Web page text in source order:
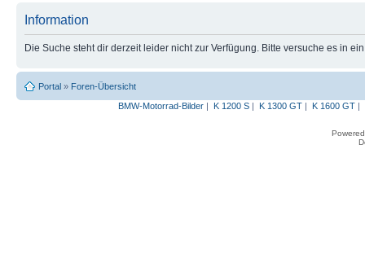
Information
Die Suche steht dir derzeit leider nicht zur Verfügung. Bitte versuche es in
Portal » Foren-Übersicht
BMW-Motorrad-Bilder| K 1200 S| K 1300 GT| K 1600 GT|